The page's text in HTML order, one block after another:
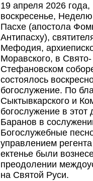
19 апреля 2026 года,
воскресенье,
Пасхе (апостола
Антипасху),
Мефодия,
Моравского, в Свято-
Стефановском
состоялось
богослужение. По
Сыктывкарского и
богослужение в
Баранов в
Богослужебные
управлением
ектенье были
преодолении
на Святой Руси.